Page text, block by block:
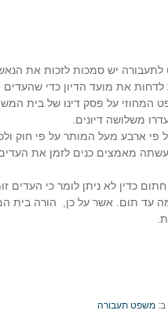
יש סמכות לזכות את
את מועד הדיון כדי שהעדים
על פסק דינו של בית
משלושה דיונים.
פי ארבע מעל המותר על פי חוק
מאמצים כנים לזמן את
לא ניתן לומר כי העדים
עד תום. אשר על כן,
הורה בית
ב: משפט תעבורה